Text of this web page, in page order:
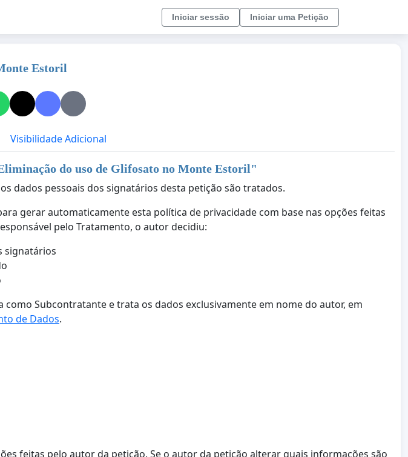
Iniciar sessão Iniciar uma Petição
Estoril
Visibilidade Adicional
do uso de Glifosato no Monte Estoril"
dados pessoais dos signatários desta petição são tratados.
gerar automaticamente esta política de privacidade com base nas opções feitas
pelo Tratamento, o autor decidiu:
signatários
como Subcontratante e trata os dados exclusivamente em nome do autor, em
de Dados.
feitas pelo autor da petição. Se o autor da petição alterar quais informações são